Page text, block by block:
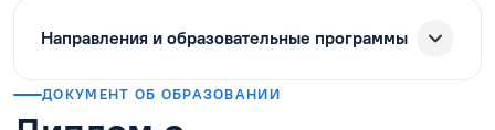
Направления и образовательные программы
ДОКУМЕНТ ОБ ОБРАЗОВАНИИ